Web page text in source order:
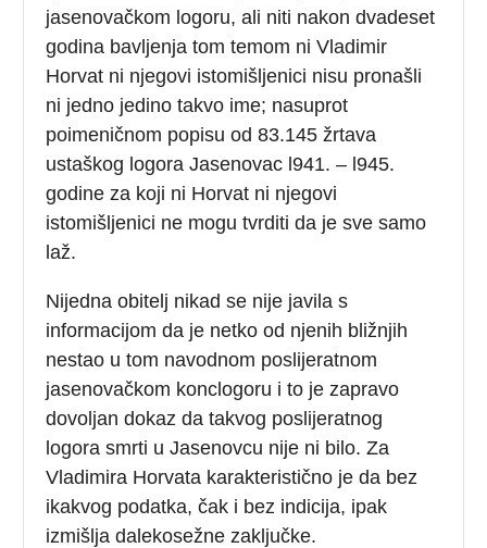
jasenovačkom logoru, ali niti nakon dvadeset
godina bavljenja tom temom ni Vladimir
Horvat ni njegovi istomišljenici nisu pronašli
ni jedno jedino takvo ime; nasuprot
poimeničnom popisu od 83.145 žrtava
ustaškog logora Jasenovac l941. – l945.
godine za koji ni Horvat ni njegovi
istomišljenici ne mogu tvrditi da je sve samo
laž.
Nijedna obitelj nikad se nije javila s
informacijom da je netko od njenih bližnjih
nestao u tom navodnom poslijeratnom
jasenovačkom konclogoru i to je zapravo
dovoljan dokaz da takvog poslijeratnog
logora smrti u Jasenovcu nije ni bilo. Za
Vladimira Horvata karakteristično je da bez
ikakvog podatka, čak i bez indicija, ipak
izmišlja dalekosežne zaključke.